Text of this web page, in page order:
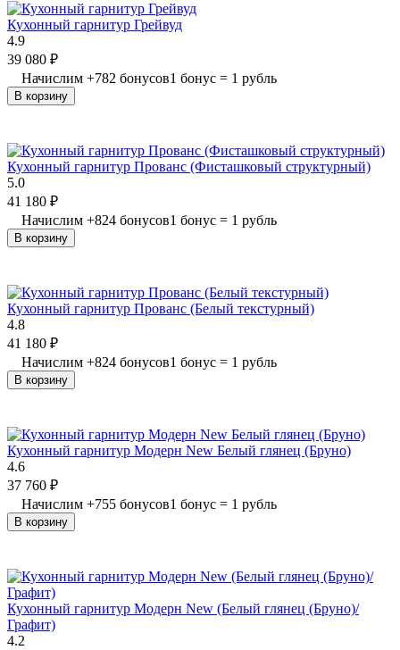
Кухонный гарнитур Грейвуд
4.9
39 080 ₽
Начислим +782 бонусов1 бонус = 1 рубль
В корзину
Кухонный гарнитур Прованс (Фисташковый структурный)
5.0
41 180 ₽
Начислим +824 бонусов1 бонус = 1 рубль
В корзину
Кухонный гарнитур Прованс (Белый текстурный)
4.8
41 180 ₽
Начислим +824 бонусов1 бонус = 1 рубль
В корзину
Кухонный гарнитур Модерн New Белый глянец (Бруно)
4.6
37 760 ₽
Начислим +755 бонусов1 бонус = 1 рубль
В корзину
Кухонный гарнитур Модерн New (Белый глянец (Бруно)/
Графит)
4.2